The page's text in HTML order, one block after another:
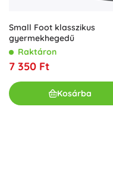
Small Foot klasszikus
gyermekhegedű
Raktáron
7 350 Ft
Kosárba